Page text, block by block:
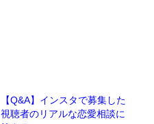
【Q&A】インスタで募集した
視聴者のリアルな恋愛相談に